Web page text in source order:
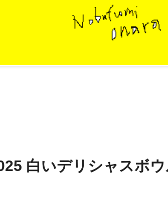
白いデリシャスボ